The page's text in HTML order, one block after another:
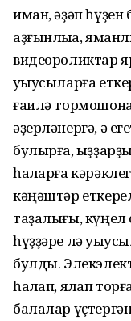
иман, әҙәп
аҙғынлыҡҡа,
видеороликтар
уҡыусыларға
ғаилә
әҙерләнергә, ә
булырға,
һаҡларға
кәңәштәр
таҙалығы,
һүҙҙәре лә
булды.
һаҡлап, яҡлап
балалар